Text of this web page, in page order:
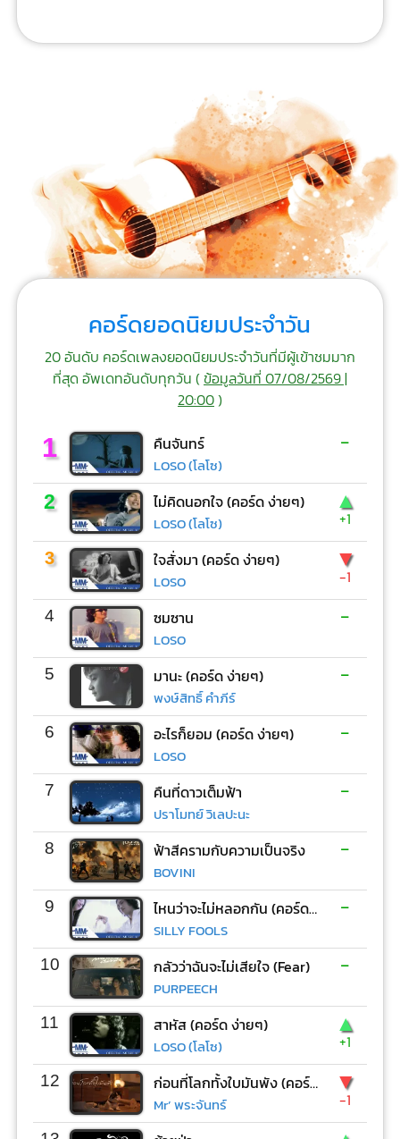
คอร์ดยอดนิยมประจำวัน
20 อันดับ คอร์ดเพลงยอดนิยมประจำวันที่มีผู้เข้าชมมาก
ที่สุด อัพเดทอันดับทุกวัน (ข้อมูลวันที่ 07/08/2569 |
20:00)
1 คืนจันทร์
LOSO (โลโซ)
-
2 ไม่คิดนอกใจ (คอร์ด ง่ายๆ)
LOSO (โลโซ)
▲
+1
3 ใจสั่งมา (คอร์ด ง่ายๆ)
LOSO
▼
-1
4 ซมซาน
LOSO
-
5 มานะ (คอร์ด ง่ายๆ)
พงษ์สิทธิ์ คำภีร์
-
6 อะไรก็ยอม (คอร์ด ง่ายๆ)
LOSO
-
7 คืนที่ดาวเต็มฟ้า
ปราโมทย์ วิเลปะนะ
-
8 ฟ้าสีครามกับความเป็นจริง
BOVINI
-
9 ไหนว่าจะไม่หลอกกัน (คอร์ด ง่ายๆ)
SILLY FOOLS
-
10 กลัวว่าฉันจะไม่เสียใจ (Fear)
PURPEECH
-
11 สาหัส (คอร์ด ง่ายๆ)
LOSO (โลโซ)
▲
+1
12 ก่อนที่โลกทั้งใบมันพัง (คอร์ด ง่ายๆ)
Mr’ พระจันทร์
▼
-1